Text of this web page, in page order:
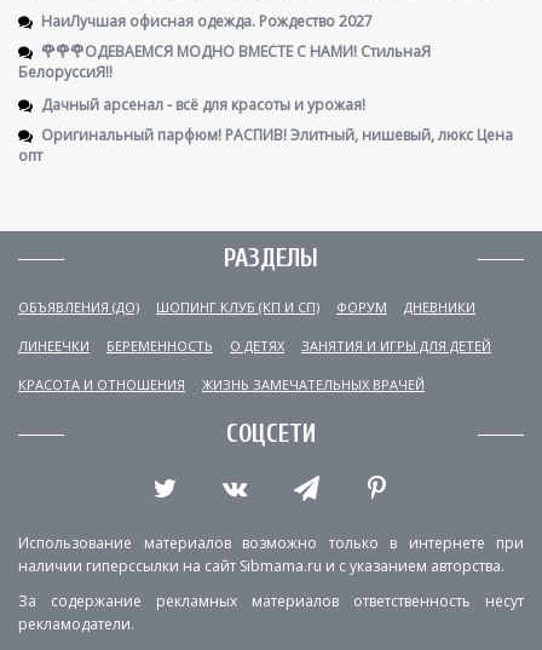
НаиЛучшая офисная одежда. Рождество 2027
🌹🌹🌹ОДЕВАЕМСЯ МОДНО ВМЕСТЕ С НАМИ! СтильнаЯ
БелоруссиЯ‼
Дачный арсенал - всё для красоты и урожая!
Оригинальный парфюм! РАСПИВ! Элитный, нишевый, люкс Цена
опт
РАЗДЕЛЫ
ОБЪЯВЛЕНИЯ (ДО) ШОПИНГ КЛУБ (КП И СП) ФОРУМ ДНЕВНИКИ
ЛИНЕЕЧКИ БЕРЕМЕННОСТЬ О ДЕТЯХ ЗАНЯТИЯ И ИГРЫ ДЛЯ ДЕТЕЙ
КРАСОТА И ОТНОШЕНИЯ ЖИЗНЬ ЗАМЕЧАТЕЛЬНЫХ ВРАЧЕЙ
СОЦСЕТИ
Использование материалов возможно только в интернете при
наличии гиперссылки на сайт Sibmama.ru и с указанием авторства.
За содержание рекламных материалов ответственность несут
рекламодатели.